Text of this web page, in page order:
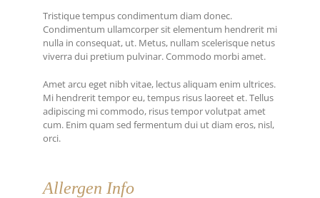
Tristique tempus condimentum diam donec.
Condimentum ullamcorper sit elementum hendrerit mi
nulla in consequat, ut. Metus, nullam scelerisque netus
viverra dui pretium pulvinar. Commodo morbi amet.
Amet arcu eget nibh vitae, lectus aliquam enim ultrices.
Mi hendrerit tempor eu, tempus risus laoreet et. Tellus
adipiscing mi commodo, risus tempor volutpat amet
cum. Enim quam sed fermentum dui ut diam eros, nisl,
orci.
Allergen Info